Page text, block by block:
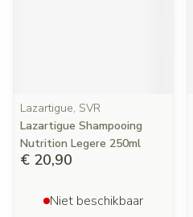
Lazartigue, SVR
Lazartigue Shampooing
Nutrition Legere 250ml
€ 20,90
Niet beschikbaar